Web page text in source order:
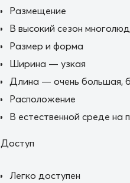
Размещение
В высокий сезон
Размер и форма
Ширина — узкая
Длина — очень большая,
Расположение
В естественной среде на
Доступ
Легко доступен